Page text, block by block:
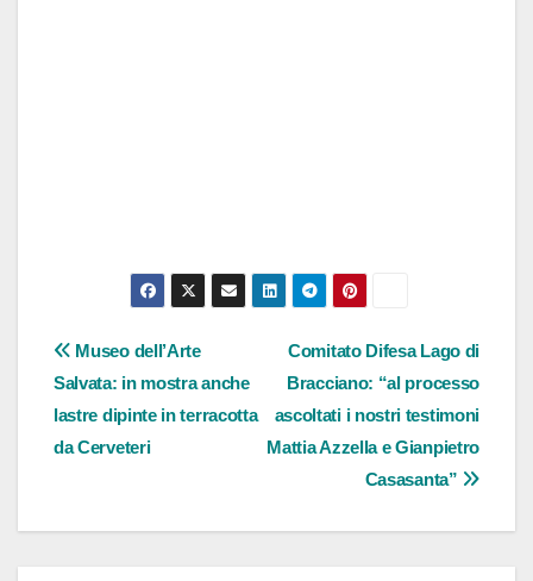
Navigazione
articoli
Comitato Difesa Lago di
Bracciano: “al processo
ascoltati i nostri testimoni
Mattia Azzella e Gianpietro
Casasanta”
Museo dell’Arte
Salvata: in mostra anche
lastre dipinte in terracotta
da Cerveteri